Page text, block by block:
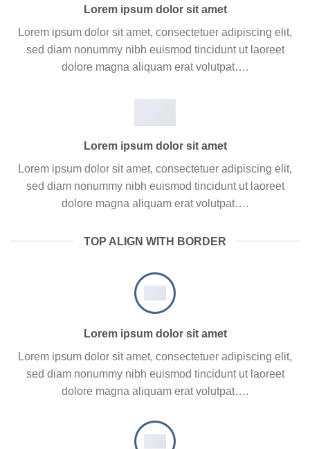
Lorem ipsum dolor sit amet
Lorem ipsum dolor sit amet, consectetuer adipiscing elit,
sed diam nonummy nibh euismod tincidunt ut laoreet
dolore magna aliquam erat volutpat….
Lorem ipsum dolor sit amet
Lorem ipsum dolor sit amet, consectetuer adipiscing elit,
sed diam nonummy nibh euismod tincidunt ut laoreet
dolore magna aliquam erat volutpat….
TOP ALIGN WITH BORDER
Lorem ipsum dolor sit amet
Lorem ipsum dolor sit amet, consectetuer adipiscing elit,
sed diam nonummy nibh euismod tincidunt ut laoreet
dolore magna aliquam erat volutpat….